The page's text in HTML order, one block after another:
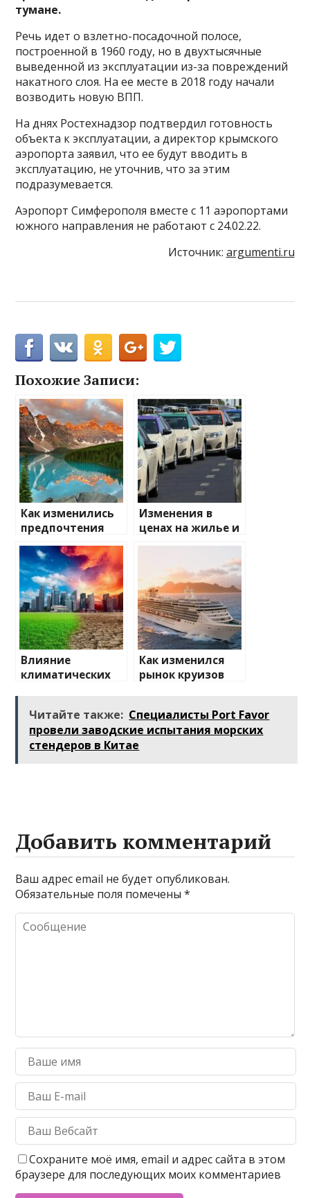
тумане.
Речь идет о взлетно-посадочной полосе,
построенной в 1960 году, но в двухтысячные
выведенной из эксплуатации из-за повреждений
накатного слоя. На ее месте в 2018 году начали
возводить новую ВПП.
На днях Ростехнадзор подтвердил готовность
объекта к эксплуатации, а директор крымского
аэропорта заявил, что ее будут вводить в
эксплуатацию, не уточнив, что за этим
подразумевается.
Аэропорт Симферополя вместе с 11 аэропортами
южного направления не работают с 24.02.22.
Источник: argumenti.ru
Похожие Записи:
Как изменились
предпочтения
туристов
Изменения в
ценах на жилье и
транспорт: что
Влияние
климатических
направления
Как изменился
рынок круизов
Читайте также: Специалисты Port Favor
провели заводские испытания морских
стендеров в Китае
Добавить комментарий
Ваш адрес email не будет опубликован.
Обязательные поля помечены*
Сохраните моё имя, email и адрес сайта в этом
браузере для последующих моих комментариев